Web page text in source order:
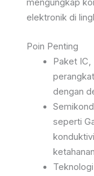
mengungkap
elektronik di
Poin Penting
Paket IC,
dengan
seperti